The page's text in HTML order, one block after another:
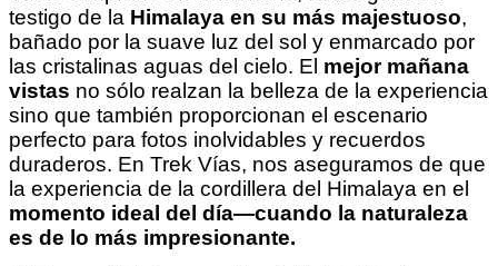
testigo de la Himalaya en su más majestuoso,
bañado por la suave luz del sol y enmarcado por
las cristalinas aguas del cielo. El mejor mañana
vistas no sólo realzan la belleza de la experiencia
sino que también proporcionan el escenario
perfecto para fotos inolvidables y recuerdos
duraderos. En Trek Vías, nos aseguramos de que
la experiencia de la cordillera del Himalaya en el
momento ideal del día—cuando la naturaleza
es de lo más impresionante.